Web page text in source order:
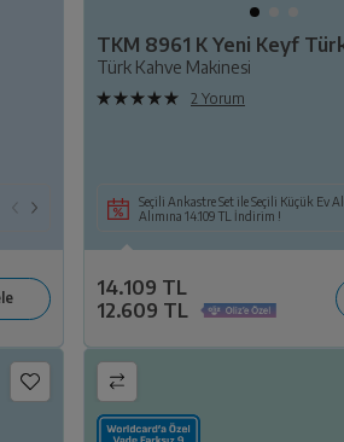
Seçili Beyaz Eşya veya TV ile Birlikte Seçili KEA ya
da Süpürge Alımına 14.109 TL İndirim!
Seçili Beyaz Eşya ile Birlikte Seçili KEA Alımına
6.099 TL İndirim!
Türk Kahve Makinesi
2 Yorum
Seçili Ankastre Set ile Seçili Küçük Ev
Alımına 14.109 TL İndirim !
14.109 TL
12.609 TL